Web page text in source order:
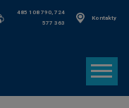
485 108 790, 724
577 363
Kontakty